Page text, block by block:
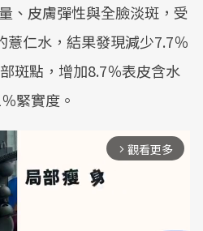
、皮膚彈性與全臉淡斑，受
薏仁水，結果發現減少7.7％
斑點，增加8.7％表皮含水
緊實度。
arrow_forward_ios 觀看更多